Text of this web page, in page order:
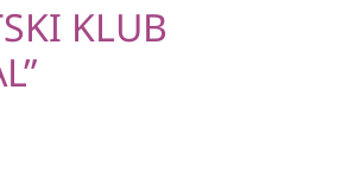
KLUB